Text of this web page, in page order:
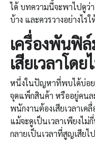
ได้ บทความนี้จะพาไปดูว่า
บ้าง และควรวางอย่างไร
เครื่องพันฟิ
เสียเวลาโดย
หนึ่งในปัญหาที่พบได้บ่อย
จุดแพ็กสินค้า หรืออยู่คน
พนักงานต้องเสียเวลาเ
แม้จะดูเป็นเวลาเพียงไ
กลายเป็นเวลาที่สูญเสียไ